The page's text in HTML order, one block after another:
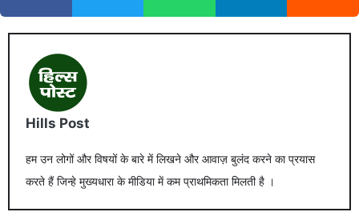
Hills Post
हम उन लोगों और विषयों के बारे में लिखने और आवाज़ बुलंद करने का प्रयास
करते हैं जिन्हे मुख्यधारा के मीडिया में कम प्राथमिकता मिलती है ।